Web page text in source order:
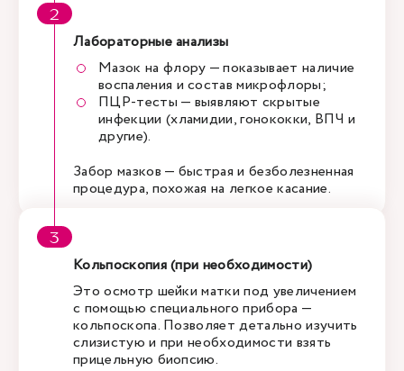
Лабораторные анализы
Мазок на флору — показывает наличие
воспаления и состав микрофлоры;
ПЦР-тесты — выявляют скрытые
инфекции (хламидии, гонококки, ВПЧ и
другие).
Забор мазков — быстрая и безболезненная
процедура, похожая на легкое касание.
Кольпоскопия (при необходимости)
Это осмотр шейки матки под увеличением
с помощью специального прибора —
кольпоскопа. Позволяет детально изучить
слизистую и при необходимости взять
прицельную биопсию.